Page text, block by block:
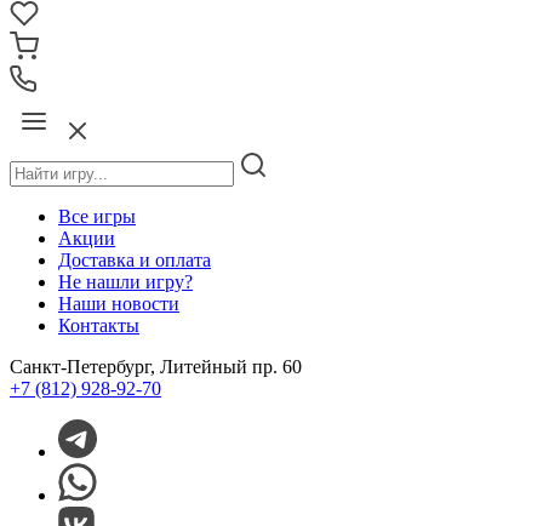
Все игры
Акции
Доставка и оплата
Не нашли игру?
Наши новости
Контакты
Санкт-Петербург, Литейный пр. 60
+7 (812) 928-92-70